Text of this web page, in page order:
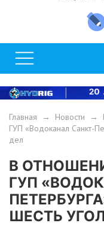
Главная → Новости →
ГУП «Водоканал Санкт-
дел
В
ГУП
ШЕСТЬ